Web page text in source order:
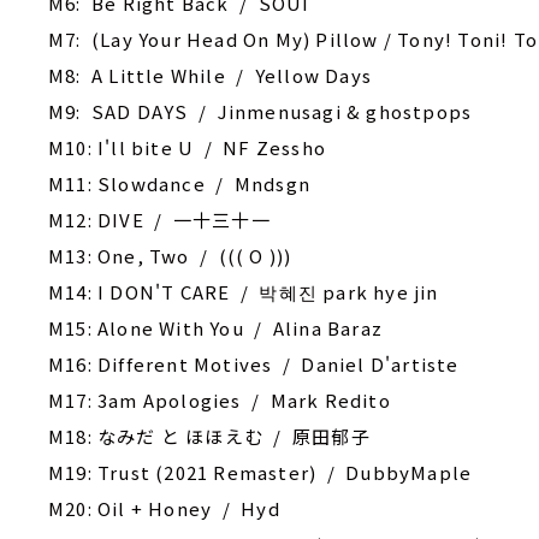
M7: (Lay Your Head On My) Pillow / Tony! Toni!
M8: A Little While / Yellow Days
M9: SAD DAYS / Jinmenusagi & ghostpops
M10: I'll bite U / NF Zessho
M11: Slowdance / Mndsgn
M12: DIVE / 一十三十一
M13: One, Two / ((( O )))
M14: I DON'T CARE / 박혜진 park hye jin
M15: Alone With You / Alina Baraz
M16: Different Motives / Daniel D'artiste
M17: 3am Apologies / Mark Redito
M18: なみだ と ほほえむ / 原田郁子
M19: Trust (2021 Remaster) / DubbyMaple
M20: Oil + Honey / Hyd